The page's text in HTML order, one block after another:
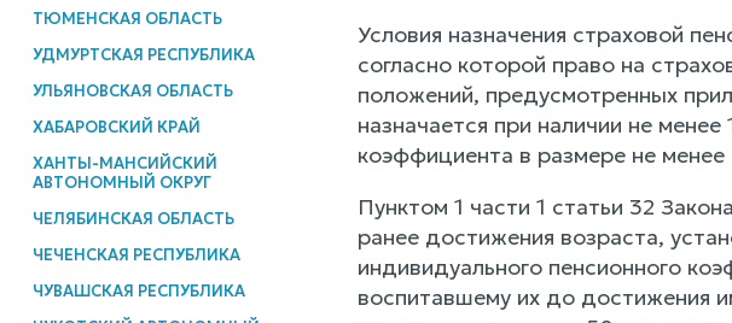
ТЮМЕНСКАЯ ОБЛАСТЬ
УДМУРТСКАЯ РЕСПУБЛИКА
УЛЬЯНОВСКАЯ ОБЛАСТЬ
ХАБАРОВСКИЙ КРАЙ
ХАНТЫ-МАНСИЙСКИЙ
АВТОНОМНЫЙ ОКРУГ
ЧЕЛЯБИНСКАЯ ОБЛАСТЬ
ЧЕЧЕНСКАЯ РЕСПУБЛИКА
ЧУВАШСКАЯ РЕСПУБЛИКА
Условия назначения страховой
согласно которой право на
положений, предусмотренных
назначается при наличии не
коэффициента в размере не менее
Пунктом 1 части 1 статьи 32
ранее достижения возраста,
индивидуального пенсионного
воспитавшему их до достижения